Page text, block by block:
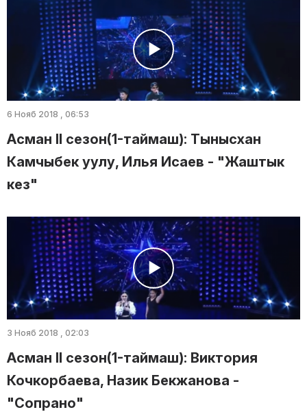
6 Нояб 2018 , 06:53
Асман II сезон(1-таймаш): Тынысхан
Камчыбек уулу, Илья Исаев - "Жаштык
кез"
3 Нояб 2018 , 02:03
Асман II сезон(1-таймаш): Виктория
Кочкорбаева, Назик Бекжанова -
"Сопрано"